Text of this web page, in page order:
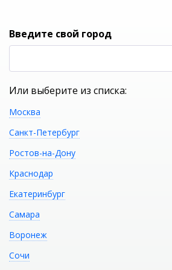
Подголовник RIHO
SOBEK AH07
Введите свой город
Или выберите из списка:
Москва
Санкт-Петербург
Ростов-на-Дону
Краснодар
Екатеринбург
Самара
Воронеж
Сочи